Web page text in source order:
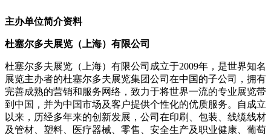
主办单位简介资料
杜塞尔多夫展览（上海）有限公司
杜塞尔多夫展览（上海）有限公司成立于2009年，是世界知名
展览主办者的杜塞尔多夫展览集团公司在中国的子公司，拥有
完善成熟的营销和服务网络，致力于将世界一流的专业展览带
到中国，并为中国市场及客户提供个性化的优质服务。自成立
以来，历经多年来的创新发展，公司在印刷、包装、线缆线材
及管材、塑料、医疗器械、零售、安全生产及职业健康、葡萄